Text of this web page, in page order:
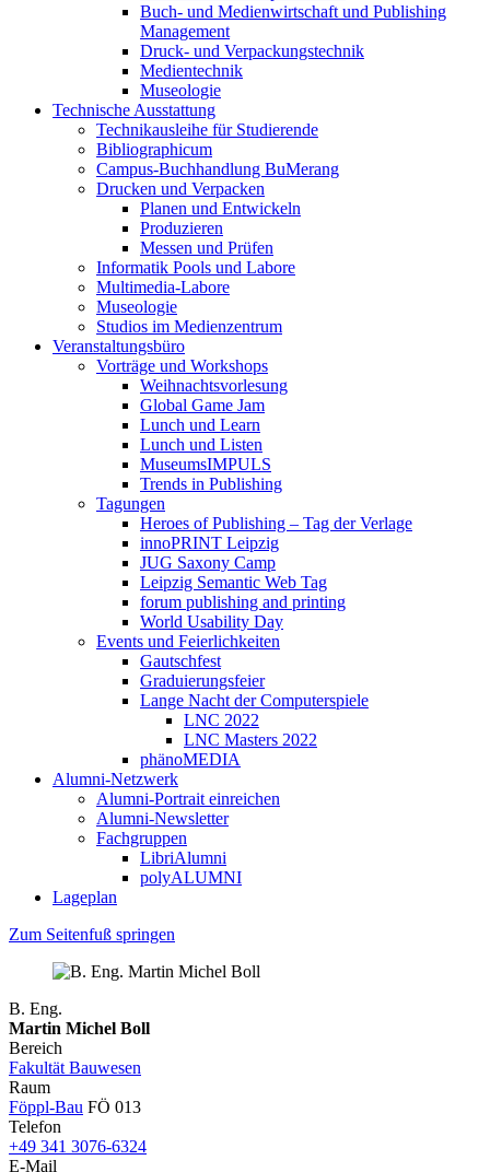
Buch- und Medienwirtschaft und Publishing
Management
Druck- und Verpackungstechnik
Medientechnik
Museologie
Technische Ausstattung
Technikausleihe für Studierende
Bibliographicum
Campus-Buchhandlung BuMerang
Drucken und Verpacken
Planen und Entwickeln
Produzieren
Messen und Prüfen
Informatik Pools und Labore
Multimedia-Labore
Museologie
Studios im Medienzentrum
Veranstaltungsbüro
Vorträge und Workshops
Weihnachtsvorlesung
Global Game Jam
Lunch und Learn
Lunch und Listen
MuseumsIMPULS
Trends in Publishing
Tagungen
Heroes of Publishing – Tag der Verlage
innoPRINT Leipzig
JUG Saxony Camp
Leipzig Semantic Web Tag
forum publishing and printing
World Usability Day
Events und Feierlichkeiten
Gautschfest
Graduierungsfeier
Lange Nacht der Computerspiele
LNC 2022
LNC Masters 2022
phänoMEDIA
Alumni-Netzwerk
Alumni-Portrait einreichen
Alumni-Newsletter
Fachgruppen
LibriAlumni
polyALUMNI
Lageplan
Zum Seitenfuß springen
B. Eng.
Martin Michel Boll
Bereich
Fakultät Bauwesen
Raum
Föppl-Bau FÖ 013
Telefon
+49 341 3076-6324
E-Mail